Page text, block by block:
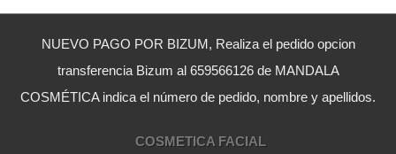
NUEVO PAGO POR BIZUM, Realiza el pedido opcion
transferencia Bizum al 659566126 de MANDALA
COSMÉTICA indica el número de pedido, nombre y apellidos.
COSMETICA FACIAL